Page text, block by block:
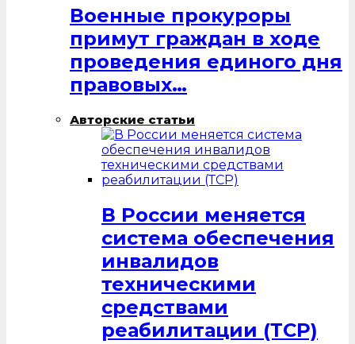
Военные прокуроры
примут граждан в ходе
проведения единого дня
правовых…
Авторские статьи
В России меняется
система обеспечения
инвалидов
техническими
средствами
реабилитации (ТСР)